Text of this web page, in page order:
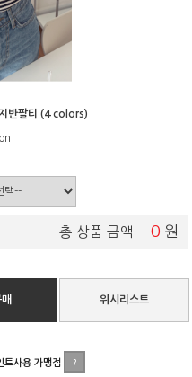
반팔티 (4 colors)
총 상품 금액 0 원
위시리스트
트사용 가맹점 ?